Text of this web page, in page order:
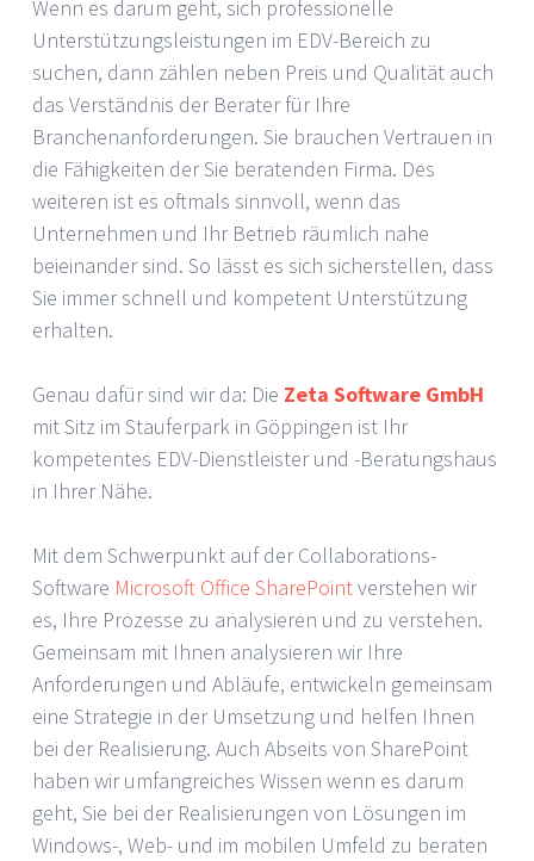
Wenn es darum geht, sich professionelle
Unterstützungsleistungen im EDV-Bereich zu
suchen, dann zählen neben Preis und Qualität auch
das Verständnis der Berater für Ihre
Branchenanforderungen. Sie brauchen Vertrauen in
die Fähigkeiten der Sie beratenden Firma. Des
weiteren ist es oftmals sinnvoll, wenn das
Unternehmen und Ihr Betrieb räumlich nahe
beieinander sind. So lässt es sich sicherstellen, dass
Sie immer schnell und kompetent Unterstützung
erhalten.
Genau dafür sind wir da: Die Zeta Software GmbH
mit Sitz im Stauferpark in Göppingen ist Ihr
kompetentes EDV-Dienstleister und -Beratungshaus
in Ihrer Nähe.
Mit dem Schwerpunkt auf der Collaborations-
Software Microsoft Office SharePointverstehen wir
es, Ihre Prozesse zu analysieren und zu verstehen.
Gemeinsam mit Ihnen analysieren wir Ihre
Anforderungen und Abläufe, entwickeln gemeinsam
eine Strategie in der Umsetzung und helfen Ihnen
bei der Realisierung. Auch Abseits von SharePoint
haben wir umfangreiches Wissen wenn es darum
geht, Sie bei der Realisierungen von Lösungen im
Windows-, Web- und im mobilen Umfeld zu beraten